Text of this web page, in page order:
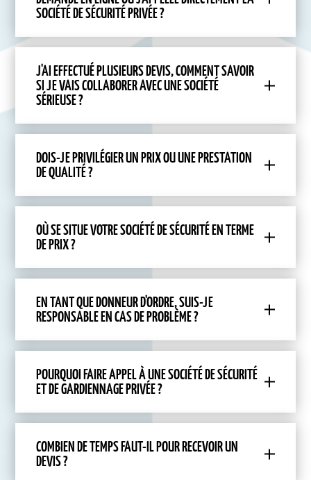
SOCIÉTÉ DE SÉCURITÉ PRIVÉE ?
J'AI EFFECTUÉ PLUSIEURS DEVIS, COMMENT SAVOIR
SI JE VAIS COLLABORER AVEC UNE SOCIÉTÉ
SÉRIEUSE ?
DOIS-JE PRIVILÉGIER UN PRIX OU UNE PRESTATION
DE QUALITÉ ?
OÙ SE SITUE VOTRE SOCIÉTÉ DE SÉCURITÉ EN TERME
DE PRIX ?
EN TANT QUE DONNEUR D'ORDRE, SUIS-JE
RESPONSABLE EN CAS DE PROBLÈME ?
POURQUOI FAIRE APPEL À UNE SOCIÉTÉ DE SÉCURITÉ
ET DE GARDIENNAGE PRIVÉE ?
COMBIEN DE TEMPS FAUT-IL POUR RECEVOIR UN
DEVIS ?